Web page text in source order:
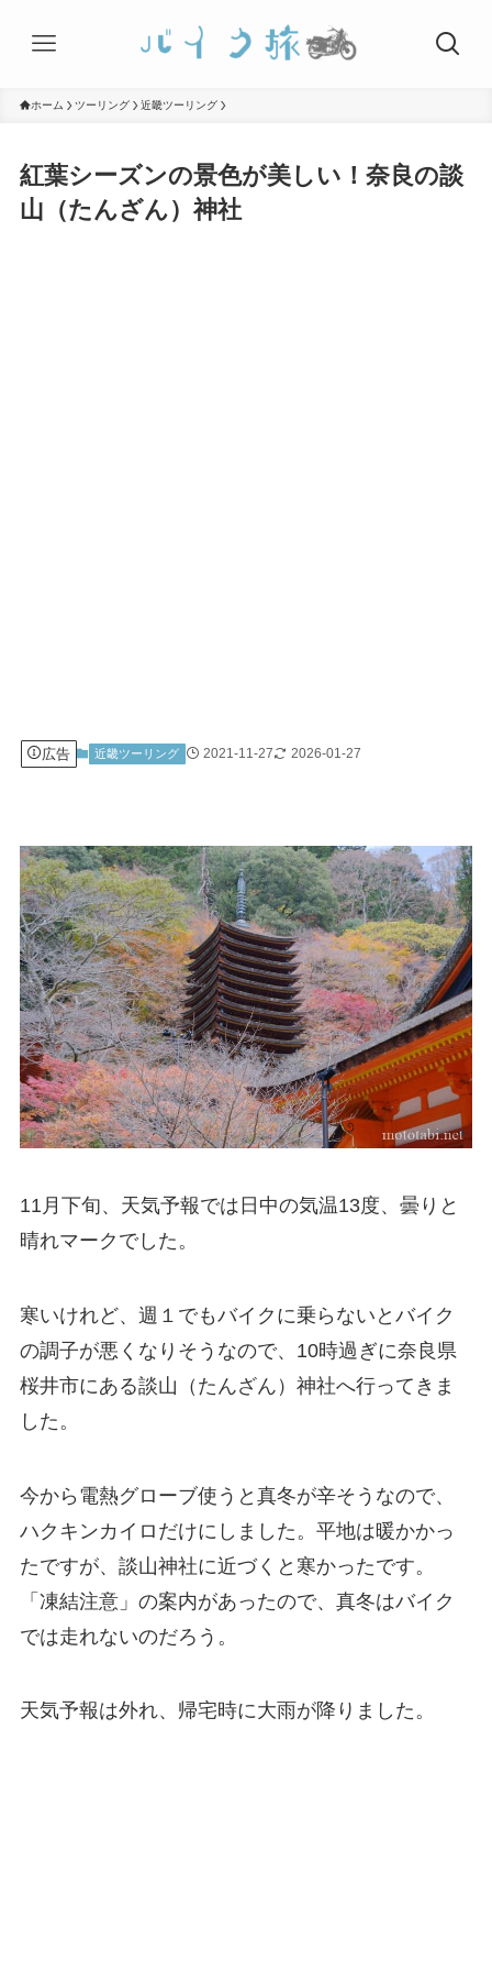
ホーム ツーリング 近畿ツーリング
紅葉シーズンの景色が美しい！奈良の談
山（たんざん）神社
広告 近畿ツーリング 2021-11-27 2026-01-27
11月下旬、天気予報では日中の気温13度、曇りと
晴れマークでした。
寒いけれど、週１でもバイクに乗らないとバイク
の調子が悪くなりそうなので、10時過ぎに奈良県
桜井市にある談山（たんざん）神社へ行ってきま
した。
今から電熱グローブ使うと真冬が辛そうなので、
ハクキンカイロだけにしました。平地は暖かかっ
たですが、談山神社に近づくと寒かったです。
「凍結注意」の案内があったので、真冬はバイク
では走れないのだろう。
天気予報は外れ、帰宅時に大雨が降りました。